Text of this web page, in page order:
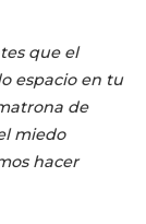
que el
espacio en tu
de
miedo
hacer